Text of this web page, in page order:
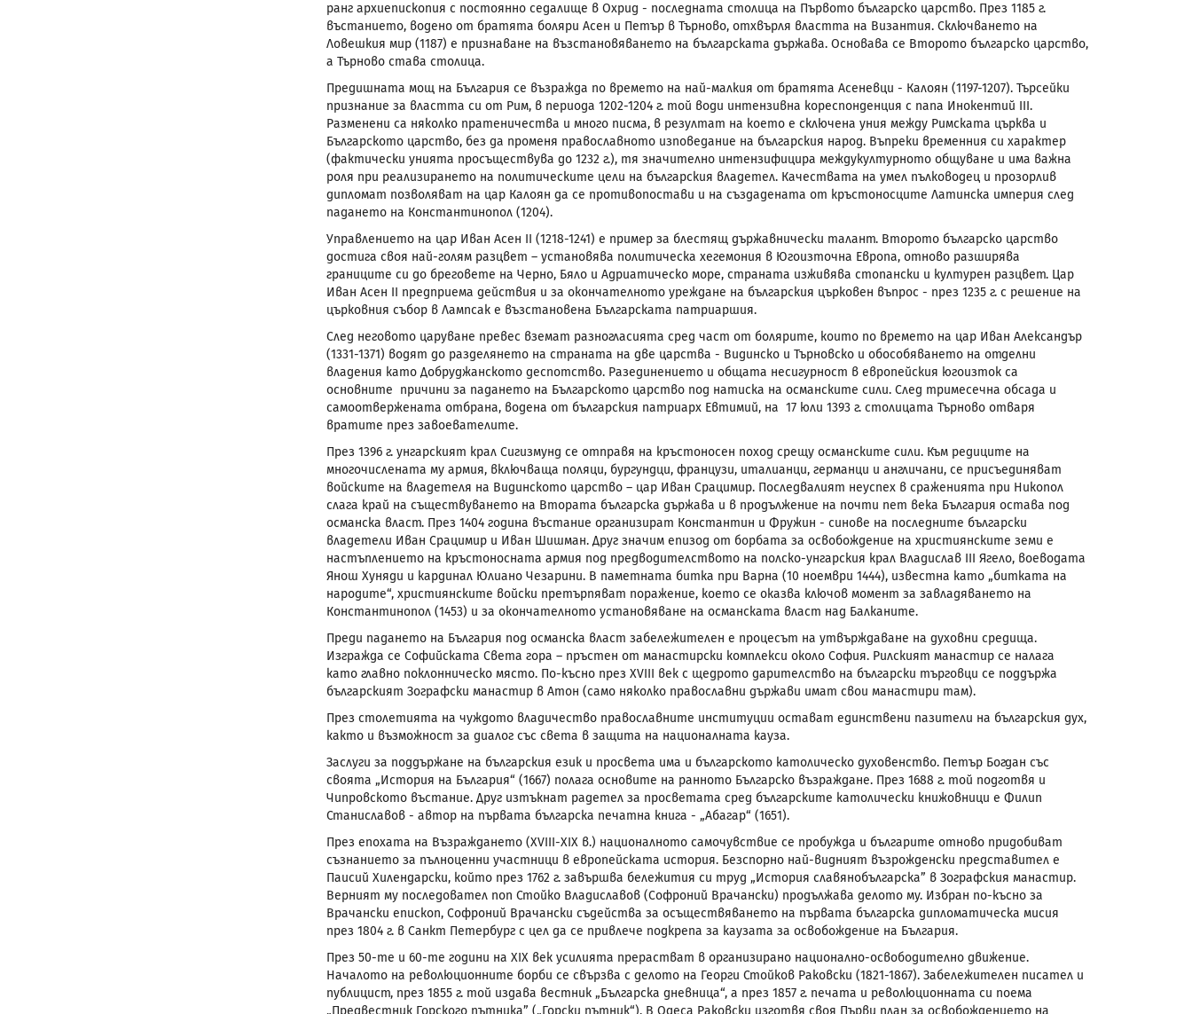
ранг архиепископия с постоянно седалище в Охрид - последната столица на Първото българско царство. През 1185 г.
въстанието, водено от братята боляри Асен и Петър в Търново, отхвърля властта на Византия. Сключването на
Ловешкия мир (1187) е признаване на възстановяването на българската държава. Основава се Второто българско царство,
а Търново става столица.
Предишната мощ на България се възражда по времето на най-малкия от братята Асеневци - Калоян (1197-1207). Търсейки
признание за властта си от Рим, в периода 1202-1204 г. той води интензивна кореспонденция с папа Инокентий III.
Разменени са няколко пратеничества и много писма, в резултат на което е сключена уния между Римската църква и
Българското царство, без да променя православното изповедание на българския народ. Въпреки временния си характер
(фактически унията просъществува до 1232 г.), тя значително интензифицира междукултурното общуване и има важна
роля при реализирането на политическите цели на българския владетел. Качествата на умел пълководец и прозорлив
дипломат позволяват на цар Калоян да се противопостави и на създадената от кръстоносците Латинска империя след
падането на Константинопол (1204).
Управлението на цар Иван Асен II (1218-1241) е пример за блестящ държавнически талант. Второто българско царство
достига своя най-голям разцвет – установява политическа хегемония в Югоизточна Европа, отново разширява
границите си до бреговете на Черно, Бяло и Адриатическо море, страната изживява стопански и културен разцвет. Цар
Иван Асен II предприема действия и за окончателното уреждане на българския църковен въпрос - през 1235 г. с решение на
църковния събор в Лампсак е възстановена Българската патриаршия.
След неговото царуване превес вземат разногласията сред част от болярите, които по времето на цар Иван Александър
(1331-1371) водят до разделянето на страната на две царства - Видинско и Търновско и обособяването на отделни
владения като Добруджанското деспотство. Разединението и общата несигурност в европейския югоизток са
основните причини за падането на Българското царство под натиска на османските сили. След тримесечна обсада и
самоотвержената отбрана, водена от българския патриарх Евтимий, на 17 юли 1393 г. столицата Търново отваря
вратите през завоевателите.
През 1396 г. унгарският крал Сигизмунд се отправя на кръстоносен поход срещу османските сили. Към редиците на
многочислената му армия, включваща поляци, бургундци, французи, италианци, германци и англичани, се присъединяват
войските на владетеля на Видинското царство – цар Иван Срацимир. Последвалият неуспех в сраженията при Никопол
слага край на съществуването на Втората българска държава и в продължение на почти пет века България остава под
османска власт. През 1404 година въстание организират Константин и Фружин - синове на последните български
владетели Иван Срацимир и Иван Шишман. Друг значим епизод от борбата за освобождение на християнските земи е
настъплението на кръстоносната армия под предводителството на полско-унгарския крал ВладиславIII Ягело,воеводата
Янош Хуняди и кардинал Юлиано Чезарини. В паметната битка при Варна (10 ноември 1444), известна като „битката на
народите“, християнските войски претърпяват поражение, което се оказва ключов момент за завладяването на
Константинопол (1453) и за окончателното установяване на османската власт над Балканите.
Преди падането на България под османска власт забележителен е процесът на утвърждаване на духовни средища.
Изгражда се Софийската Света гора – пръстен от манастирски комплекси около София. Рилският манастир се налага
като главно поклонническо място. По-късно през XVIII век с щедрото дарителство на български търговци се поддържа
българският Зографски манастир в Атон (само няколко православни държави имат свои манастири там).
През столетията на чуждото владичество православните институции остават единствени пазители на българския дух,
както и възможност за диалог със света в защита на националната кауза.
Заслуги за поддържане на българския език и просвета има и българското католическо духовенство. Петър Богдан със
своята „История на България“ (1667) полага основите на ранното Българско възраждане. През 1688 г. той подготвя и
Чипровското въстание. Друг изтъкнат радетел за просветата сред българските католически книжовници е Филип
Станиславов - автор на първата българска печатна книга - „Абагар“ (1651).
През епохата на Възраждането (XVIII-XIX в.) националното самочувствие се пробужда и българите отново придобиват
съзнанието за пълноценни участници в европейската история. Безспорно най-видният възрожденски представител е
Паисий Хилендарски, който през 1762 г. завършва бележития си труд „История славянобългарска” в Зографския манастир.
Верният му последовател поп Стойко Владиславов (Софроний Врачански) продължава делото му. Избран по-късно за
Врачански епископ, Софроний Врачански съдейства за осъществяването на първата българска дипломатическа мисия
през 1804 г. в Санкт Петербург с цел да се привлече подкрепа за каузата за освобождение на България.
През 50-те и 60-те години на XIX век усилията прерастват в организирано национално-освободително движение.
Началото на революционните борби се свързва с делото на Георги Стойков Раковски (1821-1867). Забележителен писател и
публицист, през 1855 г. той издава вестник „Българска дневница“, а през 1857 г. печата и революционната си поема
„Предвестник Горского пътника” („Горски пътник“). В Одеса Раковски изготвя своя Първи план за освобождението на